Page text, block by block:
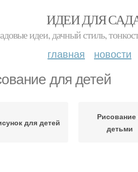
ИДЕИ ДЛЯ
идеи, дачный стиль,
главная новости
для детей
для детей
Рисование
детьми